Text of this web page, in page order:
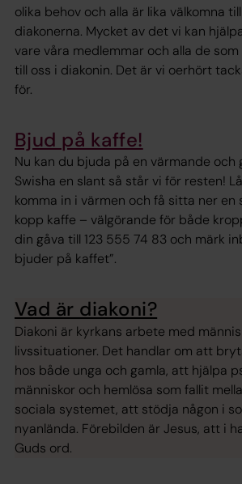
olika behov och alla är lika välkomna
diakonerna. Mycket av det vi kan
vare våra medlemmar och alla de
till oss i diakonin. Det är vi oerhört
för.
Bjud på kaffe!
Nu kan du bjuda på en värmande och
Swisha en slant så står vi för resten!
komma in i värmen och få sitta ner en
kopp kaffe – välgörande för både
din gåva till 123 555 74 83 och märk
bjuder på kaffet”.
Vad är diakoni?
Diakoni är kyrkans arbete med
livssituationer. Det handlar om att
hos både unga och gamla, att hjälpa
människor och hemlösa som fallit
sociala systemet, att stödja någon i
nyanlända. Förebilden är Jesus, att i
Guds ord.